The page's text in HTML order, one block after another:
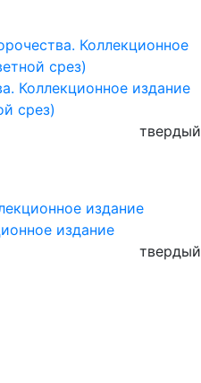
Коллекционное издание
срез)
твердый
издание
твердый